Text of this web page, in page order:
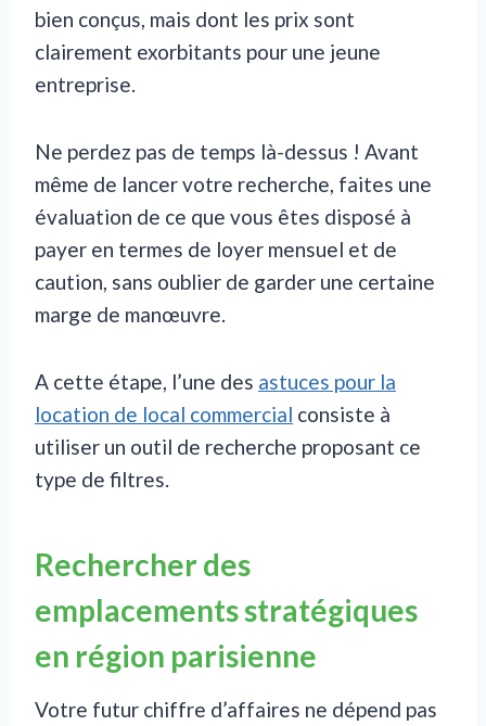
bien conçus, mais dont les prix sont
clairement exorbitants pour une jeune
entreprise.
Ne perdez pas de temps là-dessus ! Avant
même de lancer votre recherche, faites une
évaluation de ce que vous êtes disposé à
payer en termes de loyer mensuel et de
caution, sans oublier de garder une certaine
marge de manœuvre.
A cette étape, l’une des astuces pour la
location de local commercial consiste à
utiliser un outil de recherche proposant ce
type de filtres.
Rechercher des
emplacements stratégiques
en région parisienne
Votre futur chiffre d’affaires ne dépend pas